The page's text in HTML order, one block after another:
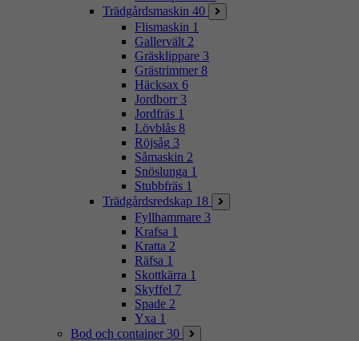
Trädgårdsmaskin 40
Flismaskin 1
Gallervält 2
Gräsklippare 3
Grästrimmer 8
Häcksax 6
Jordborr 3
Jordfräs 1
Lövblås 8
Röjsåg 3
Såmaskin 2
Snöslunga 1
Stubbfräs 1
Trädgårdsredskap 18
Fyllhammare 3
Krafsa 1
Kratta 2
Räfsa 1
Skottkärra 1
Skyffel 7
Spade 2
Yxa 1
Bod och container 30